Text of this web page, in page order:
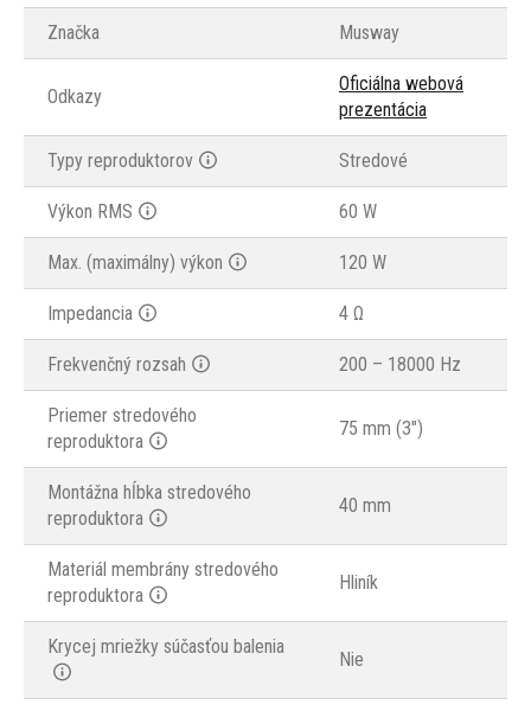
Značka Musway
Odkazy
Oficiálna webová
prezentácia
Typy reproduktorov Stredové
Výkon RMS 60 W
Max. (maximálny) výkon 120 W
Impedancia 4 Ω
Frekvenčný rozsah 200 – 18000 Hz
Priemer stredového
reproduktora
75 mm (3")
Montážna hĺbka stredového
reproduktora
40 mm
Materiál membrány stredového
reproduktora
Hliník
Krycej mriežky súčasťou balenia
Nie